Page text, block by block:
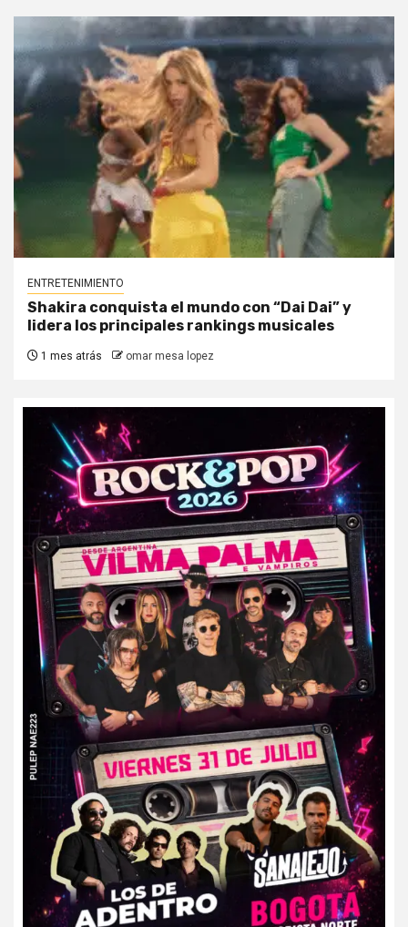
ENTRETENIMIENTO
Shakira conquista el mundo con “Dai Dai” y
lidera los principales rankings musicales
1 mes atrás omar mesa lopez